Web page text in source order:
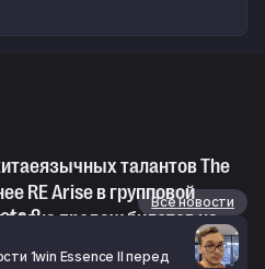
талантов The
RE Arise в групповой
2
волна продаж билетов на
Все новости
1win Essence II перед